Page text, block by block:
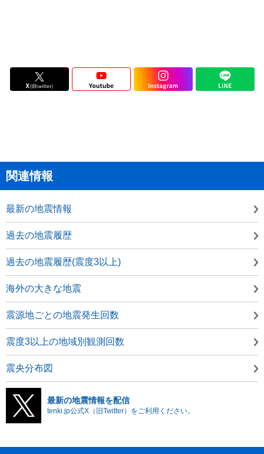
関連情報
最新の地震情報
過去の地震履歴
過去の地震履歴(震度3以上)
海外の大きな地震
震源地ごとの地震発生回数
震度3以上の地域別観測回数
震央分布図
最新の地震情報を配信
tenki.jp公式X（旧Twitter）をご利用ください。